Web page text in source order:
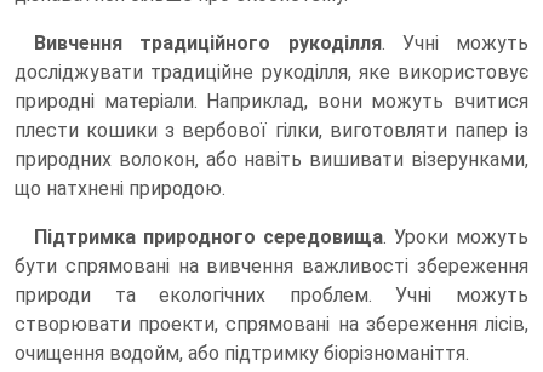
Вивчення традиційного рукоділля. Учні можуть
досліджувати традиційне рукоділля, яке використовує
природні матеріали. Наприклад, вони можуть вчитися
плести кошики з вербової гілки, виготовляти папер із
природних волокон, або навіть вишивати візерунками,
що натхнені природою.
Підтримка природного середовища. Уроки можуть
бути спрямовані на вивчення важливості збереження
природи та екологічних проблем. Учні можуть
створювати проекти, спрямовані на збереження лісів,
очищення водойм, або підтримку біорізноманіття.